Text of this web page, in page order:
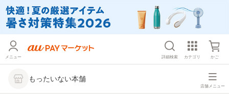
メニュー 詳細検索 カテゴリ かご
もったいない本舗
店舗メニュー